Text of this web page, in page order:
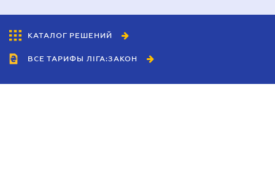
КАТАЛОГ РЕШЕНИЙ
ВСЕ ТАРИФЫ ЛІГА:ЗАКОН